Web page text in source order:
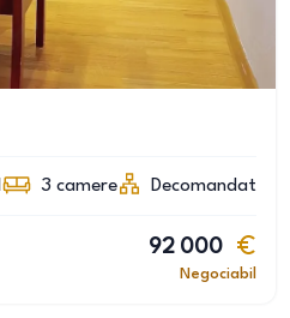
3 camere Decomandat
92 000
Negociabil